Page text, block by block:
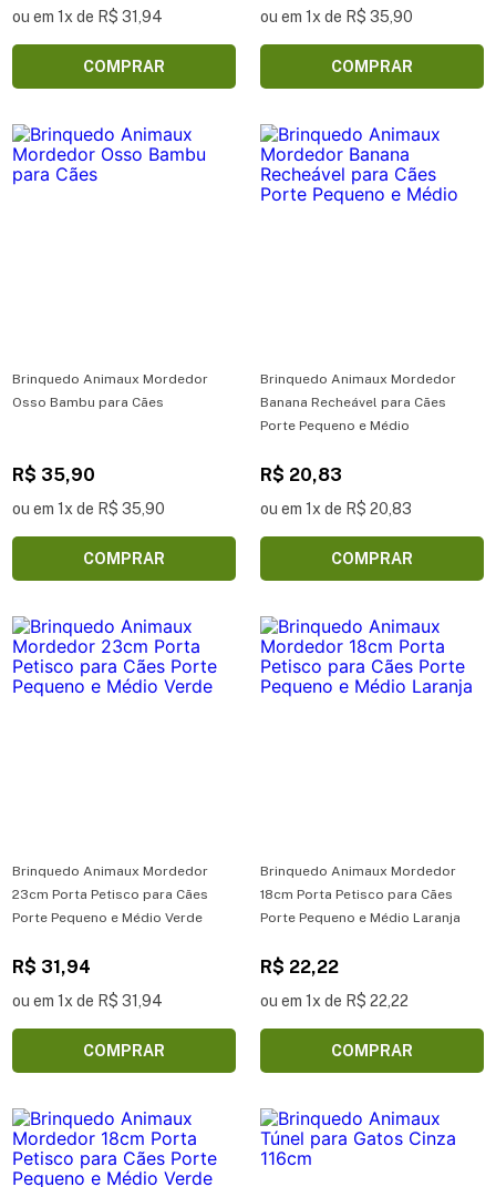
ou em 1x de R$ 31,94
COMPRAR
ou em 1x de R$ 35,90
COMPRAR
Brinquedo Animaux Mordedor
Osso Bambu para Cães
R$ 35,90
ou em 1x de R$ 35,90
COMPRAR
Brinquedo Animaux Mordedor
Banana Recheável para Cães
Porte Pequeno e Médio
R$ 20,83
ou em 1x de R$ 20,83
COMPRAR
Brinquedo Animaux Mordedor
23cm Porta Petisco para Cães
Porte Pequeno e Médio Verde
R$ 31,94
ou em 1x de R$ 31,94
COMPRAR
Brinquedo Animaux Mordedor
18cm Porta Petisco para Cães
Porte Pequeno e Médio Laranja
R$ 22,22
ou em 1x de R$ 22,22
COMPRAR